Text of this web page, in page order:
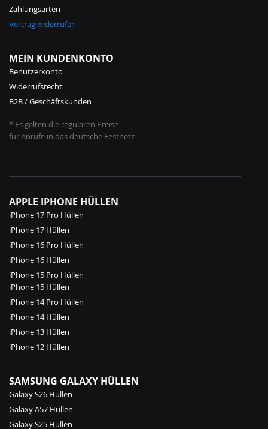
Zahlungsarten
Vertrag widerrufen
MEIN KUNDENKONTO
Benutzerkonto
Widerrufsrecht
B2B / Geschäftskunden
* Es gelten die regulären Preise
für Anrufe in das deutsche Festnetz
APPLE IPHONE HÜLLEN
iPhone 17 Pro Hüllen
iPhone 17 Hüllen
iPhone 16 Pro Hüllen
iPhone 16 Hüllen
iPhone 15 Pro Hüllen
iPhone 15 Hüllen
iPhone 14 Pro Hüllen
iPhone 14 Hüllen
iPhone 13 Hüllen
iPhone 12 Hüllen
SAMSUNG GALAXY HÜLLEN
Galaxy S26 Hüllen
Galaxy A57 Hüllen
Galaxy S25 Hüllen